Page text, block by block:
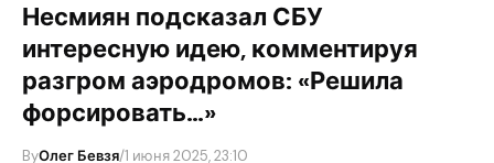
Несмиян подсказал СБУ
интересную идею, комментируя
разгром аэродромов: «Решила
форсировать…»
ByОлег Бевзя/1 июня 2025, 23:10